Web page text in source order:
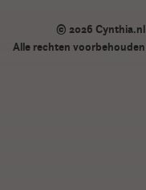
© 2026 Cynthia.nl
Alle rechten voorbehouden